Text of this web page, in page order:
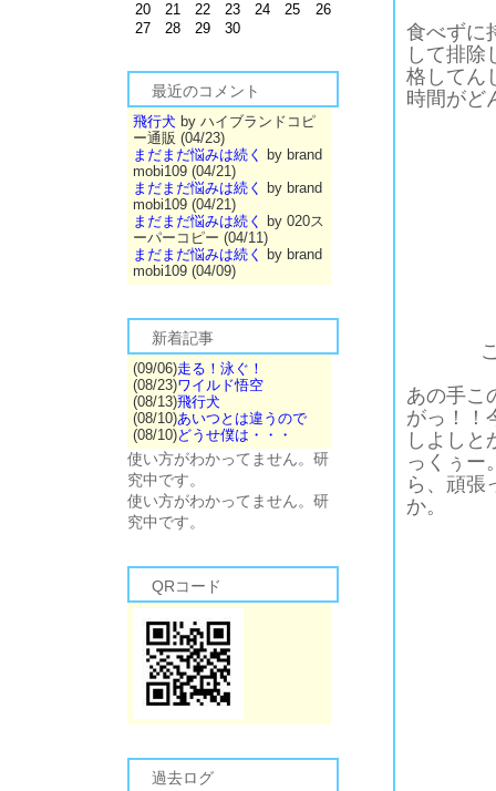
20
21 22 23 24 25
26
27
28 29 30
最近のコメント
飛行犬 by ハイブランドコピ
ー通販 (04/23)
まだまだ悩みは続く
by brand
mobi109 (04/21)
まだまだ悩みは続く
by brand
mobi109 (04/21)
まだまだ悩みは続く
by 020ス
ーパーコピー (04/11)
まだまだ悩みは続く
by brand
mobi109 (04/09)
新着記事
(09/06)走る！泳ぐ！
(08/23)ワイルド悟空
(08/13)飛行犬
(08/10)あいつとは違うので
(08/10)どうせ僕は・・・
使い方がわかってません。研
究中です。
使い方がわかってません。研
究中です。
QRコード
過去ログ
食べずに
して排除
格してん
時間がど
あの手こ
がっ！！
しよしと
っくぅー
ら、頑張
か。